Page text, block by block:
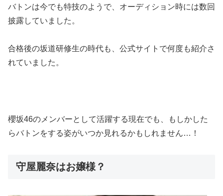
バトンは今でも特技のようで、オーディション時には数回
披露していました。
合格後の坂道研修生の時代も、公式サイトで何度も紹介さ
れていました。
櫻坂46のメンバーとして活躍する現在でも、もしかした
らバトンをする姿がいつか見れるかもしれません…！
守屋麗奈はお嬢様？